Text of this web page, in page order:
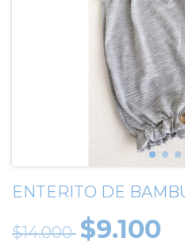
ENTERITO DE
$14.000 $9.100